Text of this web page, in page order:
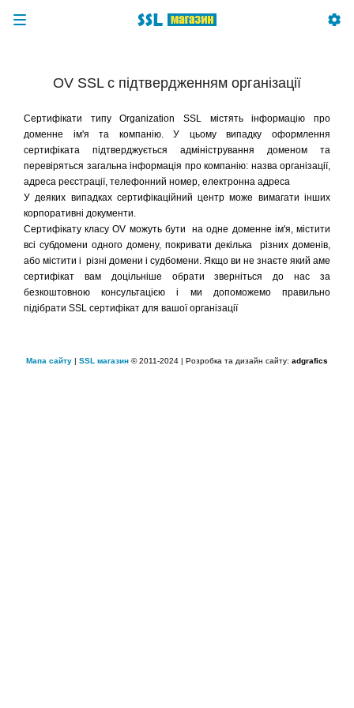
OV SSL с підтвердженням організації
Сертифікати типу Organization SSL містять інформацію про
доменне ім'я та компанію. У цьому випадку оформлення
сертифіката підтверджується адміністрування доменом та
перевіряться загальна інформація про компанію: назва організації,
адреса реєстрації, телефонний номер, електронна адреса
У деяких випадках сертифікаційний центр може вимагати інших
корпоративні документи.
Сертифікату класу OV можуть бути на одне доменне ім'я, містити
всі субдомени одного домену, покривати декілька різних доменів,
або містити і різні домени і судбомени. Якщо ви не знаєте який аме
сертифікат вам доцільніше обрати зверніться до нас за
безкоштовною консультацією і ми допоможемо правильно
підібрати SSL сертифікат для вашої організації
Мапа сайту | SSL магазин © 2011-2024 | Розробка та дизайн сайту: adgrafics